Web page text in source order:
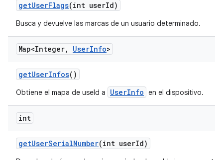
getUserFlags(int userId)
Busca y devuelve las marcas de un usuario determinado.
Map<Integer, UserInfo>
getUserInfos()
Obtiene el mapa de useId a UserInfo en el dispositivo.
int
getUserSerialNumber(int userId)